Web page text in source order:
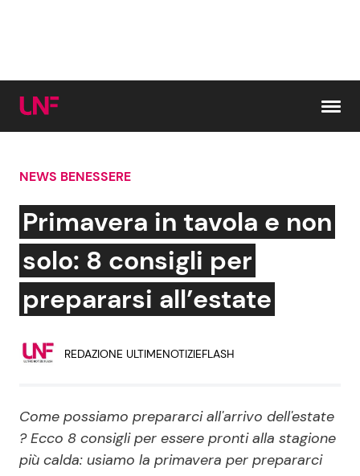
Cerca:
News e Cronaca
Attualità Italiana
Persone Scomparse
Politica
Gossip e TV
Bellezze VIP
Programmi TV
Reality e Talent
NEWS BENESSERE
Primavera in tavola e non
solo: 8 consigli per
prepararsi all’estate
REDAZIONE ULTIMENOTIZIEFLASH
Come possiamo prepararci all'arrivo dell'estate
? Ecco 8 consigli per essere pronti alla stagione
più calda: usiamo la primavera per prepararci